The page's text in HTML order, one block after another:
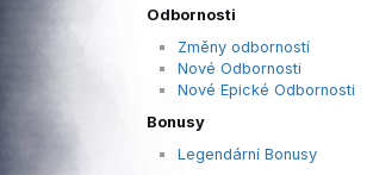
Odbornosti
Změny odborností
Nové Odbornosti
Nové Epické Odbornosti
Bonusy
Legendární Bonusy